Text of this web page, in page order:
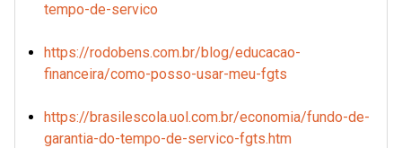
tempo-de-servico
https://rodobens.com.br/blog/educacao-
financeira/como-posso-usar-meu-fgts
https://brasilescola.uol.com.br/economia/fundo-de-
garantia-do-tempo-de-servico-fgts.htm